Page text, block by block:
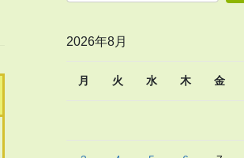
2026年8月
月 火 水 木 金